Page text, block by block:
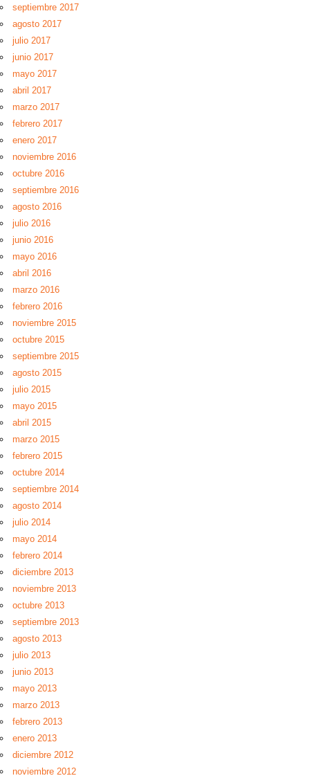
septiembre 2017
agosto 2017
julio 2017
junio 2017
mayo 2017
abril 2017
marzo 2017
febrero 2017
enero 2017
noviembre 2016
octubre 2016
septiembre 2016
agosto 2016
julio 2016
junio 2016
mayo 2016
abril 2016
marzo 2016
febrero 2016
noviembre 2015
octubre 2015
septiembre 2015
agosto 2015
julio 2015
mayo 2015
abril 2015
marzo 2015
febrero 2015
octubre 2014
septiembre 2014
agosto 2014
julio 2014
mayo 2014
febrero 2014
diciembre 2013
noviembre 2013
octubre 2013
septiembre 2013
agosto 2013
julio 2013
junio 2013
mayo 2013
marzo 2013
febrero 2013
enero 2013
diciembre 2012
noviembre 2012